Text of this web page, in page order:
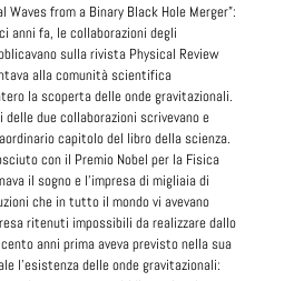
Waves from a Binary Black Hole Merger”:
anni fa, le collaborazioni degli
sulla rivista Physical Review
alla comunità scientifica
la scoperta delle onde gravitazionali.
due collaborazioni scrivevano e
capitolo del libro della scienza.
con il Premio Nobel per la Fisica
il sogno e l’impresa di migliaia di
che in tutto il mondo vi avevano
ritenuti impossibili da realizzare dallo
anni prima aveva previsto nella sua
l’esistenza delle onde gravitazionali: